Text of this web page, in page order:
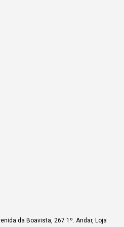
da Boavista, 267 1º. Andar, Loja